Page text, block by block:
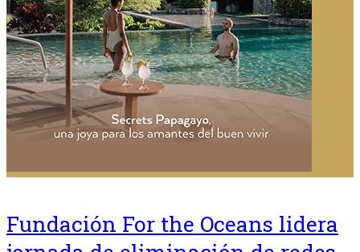
Fundación For the Oceans lidera